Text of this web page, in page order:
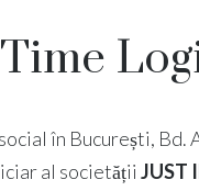
în București, Bd.
al societății JUST